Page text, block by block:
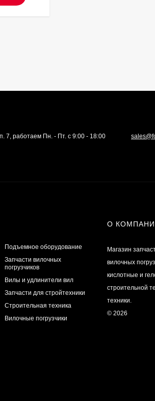
7, работаем Пн. - Пт. с 9:00 - 18:00
Подъемное оборудование
Запчасти вилочных
погрузчиков
Вилы и удлинители вил
Запчасти для стройтехники
Строительная техника
Вилочные погрузчики
О
Магазин
вилочных
кислотные и
строительной
техники.
© 2026